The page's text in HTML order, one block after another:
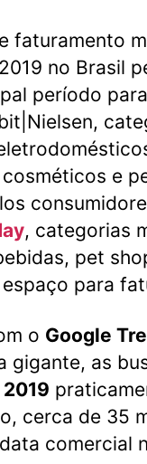
faturamento
no Brasil
período
e
, categorias
pet
para
o Google
gigante, as
cerca de 35
comercial